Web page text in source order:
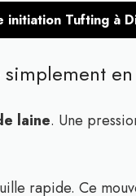
initiation Tufting à
laine. Une
rapide. Ce